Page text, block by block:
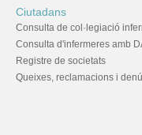
Ciutadans
Consulta de col·legiació
Consulta d'infermeres amb
Registre de societats
Queixes, reclamacions i